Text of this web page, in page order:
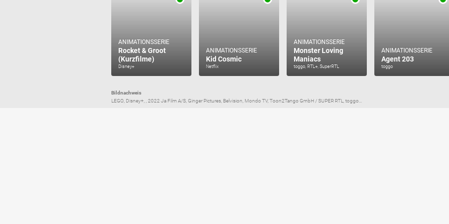
ANIMATIONSSERIE
Rocket & Groot
(Kurzfilme)
Disney+
ANIMATIONSSERIE
Kid Cosmic
Netflix
ANIMATIONSSERIE
Monster Loving
Maniacs
toggo, RTL+, SuperRTL
ANIMATIONSSERIE
Agent 203
toggo
Bildnachweis
LEGO, Disney+, , 2022 Ja Film A/S, Ginger Pictures, Belvision, Mondo TV, Toon2Tango GmbH / SUPER RTL, toggo...